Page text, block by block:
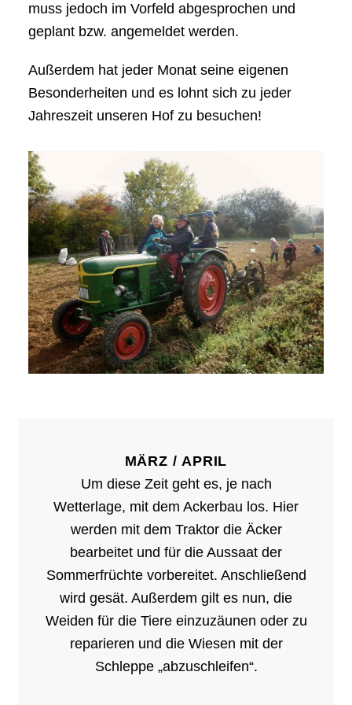
muss jedoch im Vorfeld abgesprochen und
geplant bzw. angemeldet werden.
Außerdem hat jeder Monat seine eigenen
Besonderheiten und es lohnt sich zu jeder
Jahreszeit unseren Hof zu besuchen!
MÄRZ / APRIL
Um diese Zeit geht es, je nach
Wetterlage, mit dem Ackerbau los. Hier
werden mit dem Traktor die Äcker
bearbeitet und für die Aussaat der
Sommerfrüchte vorbereitet. Anschließend
wird gesät. Außerdem gilt es nun, die
Weiden für die Tiere einzuzäunen oder zu
reparieren und die Wiesen mit der
Schleppe „abzuschleifen“.